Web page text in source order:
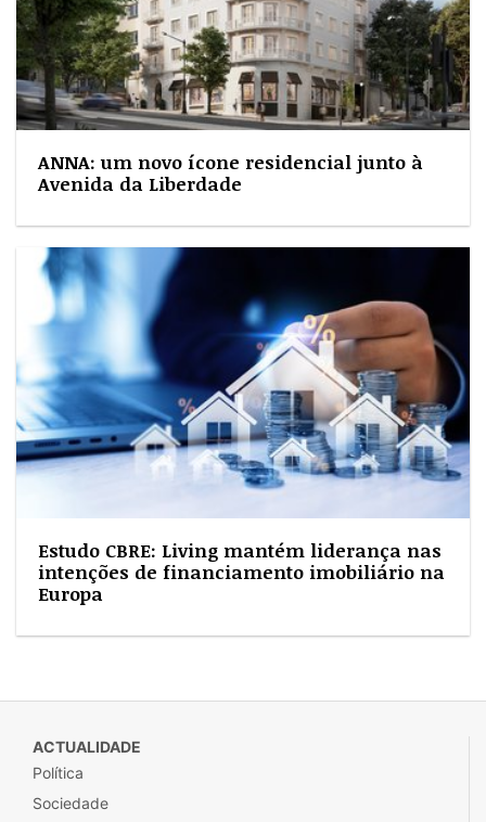
ANNA: um novo ícone residencial junto à
Avenida da Liberdade
Estudo CBRE: Living mantém liderança nas
intenções de financiamento imobiliário na
Europa
ACTUALIDADE
Política
Sociedade